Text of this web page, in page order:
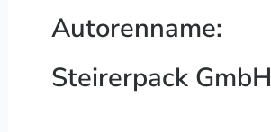
Autorenname:
Steirerpack GmbH